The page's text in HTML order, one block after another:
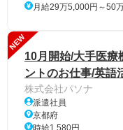
月給29万5,000円～50
NEW
10月開始/大手医療
ントのお仕事/英語
株式会社パソナ
派遣社員
京都府
時給1,580円